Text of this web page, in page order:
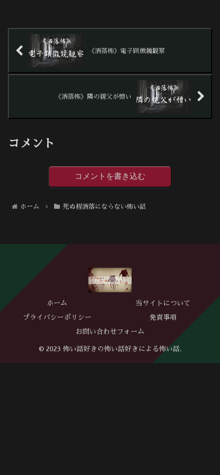
《洒落怖》電子顕微鏡観察
《洒落怖》隣の親父が憎い
コメント
コメントを書き込む
ホーム 死ぬ程洒落にならない怖い話
ホーム 当サイトについて
プライバシーポリシー 免責事項
お問い合わせフォーム
© 2023 怖い話好きの怖い話好きによる怖い話.